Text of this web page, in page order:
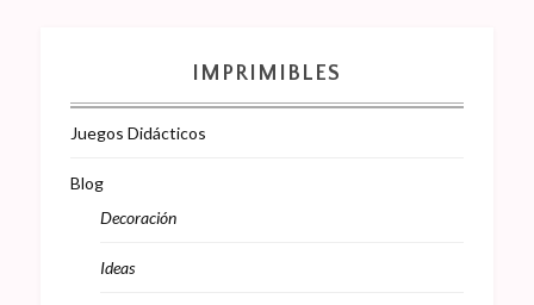
IMPRIMIBLES
Juegos Didácticos
Blog
Decoración
Ideas